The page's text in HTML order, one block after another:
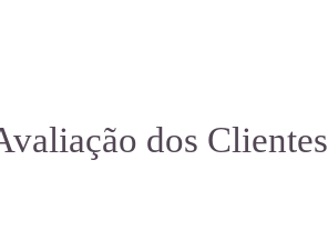
dos Clientes